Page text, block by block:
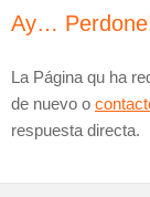
Ay…
La Página qu ha
de nuevo o
respuesta directa.